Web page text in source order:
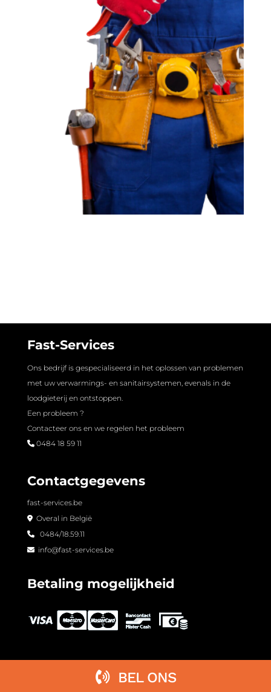
BEL ONS
Fast-Services
Ons bedrijf is gespecialiseerd in het oplossen van problemen
met uw verwarmings- en sanitairsystemen, evenals in de
loodgieterij en ontstoppen.
Een probleem ?
Contacteer ons en we regelen het probleem
0484 18 59 11
Contactgegevens
fast-services.be
Overal in België
0484/18.59.11
info@fast-services.be
Betaling mogelijkheid